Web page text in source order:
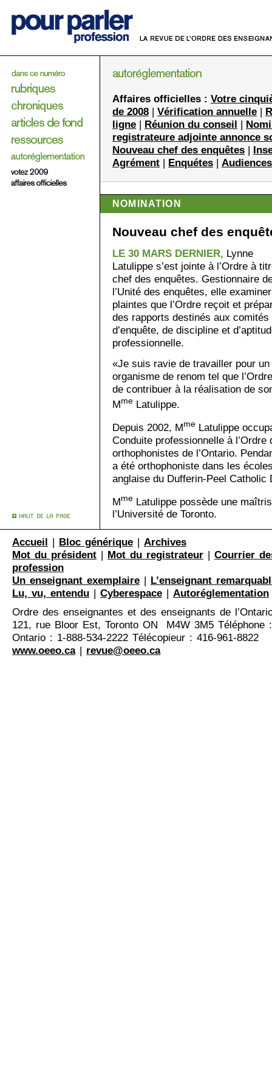
Affaires officielles : Votre
de 2008 | Vérification annuelle |
ligne | Réunion du conseil |
registrateure adjointe annonce
Nouveau chef des enquêtes |
Agrément | Enquétes | Audiences
NOMINATION
Nouveau chef des
LE 30 MARS DERNIER, Lynne
Latulippe s’est jointe à l’Ordre à
chef des enquêtes. Gestionnaire
l’Unité des enquêtes, elle
plaintes que l’Ordre reçoit et
des rapports destinés aux comités
d’enquête, de discipline et
professionnelle.
«Je suis ravie de travailler pour un
organisme de renom tel que
de contribuer à la réalisation de
Mme Latulippe.
Depuis 2002, Mme Latulippe
Conduite professionnelle à
orthophonistes de l’Ontario.
a été orthophoniste dans les
anglaise du Dufferin-Peel Catholic
Mme Latulippe possède une
l’Université de Toronto.
Accueil | Bloc générique | Archives
Mot du président | Mot du registrateur | Courrier
profession
Un enseignant exemplaire | L’enseignant
Lu, vu, entendu | Cyberespace | Autoréglementation
Ordre des enseignantes et des enseignants de
121, rue Bloor Est, Toronto ON M4W 3M5 Téléphone
Ontario : 1-888-534-2222 Télécopieur : 416-961-8822
www.oeeo.ca| revue@oeeo.ca